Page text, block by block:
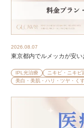
2026.08.07
東京都内でルメッカが安
IPL光治療 ニキビ・ニキビ
美白・美肌・ハリ・ツヤ・く